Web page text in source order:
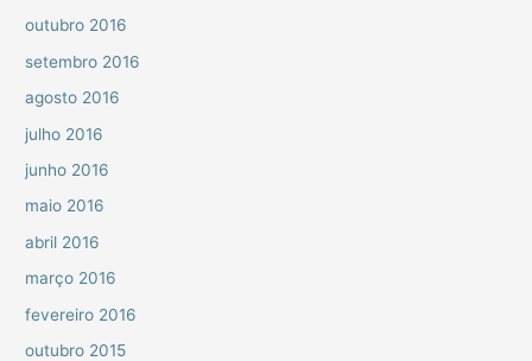
outubro 2016
setembro 2016
agosto 2016
julho 2016
junho 2016
maio 2016
abril 2016
março 2016
fevereiro 2016
outubro 2015